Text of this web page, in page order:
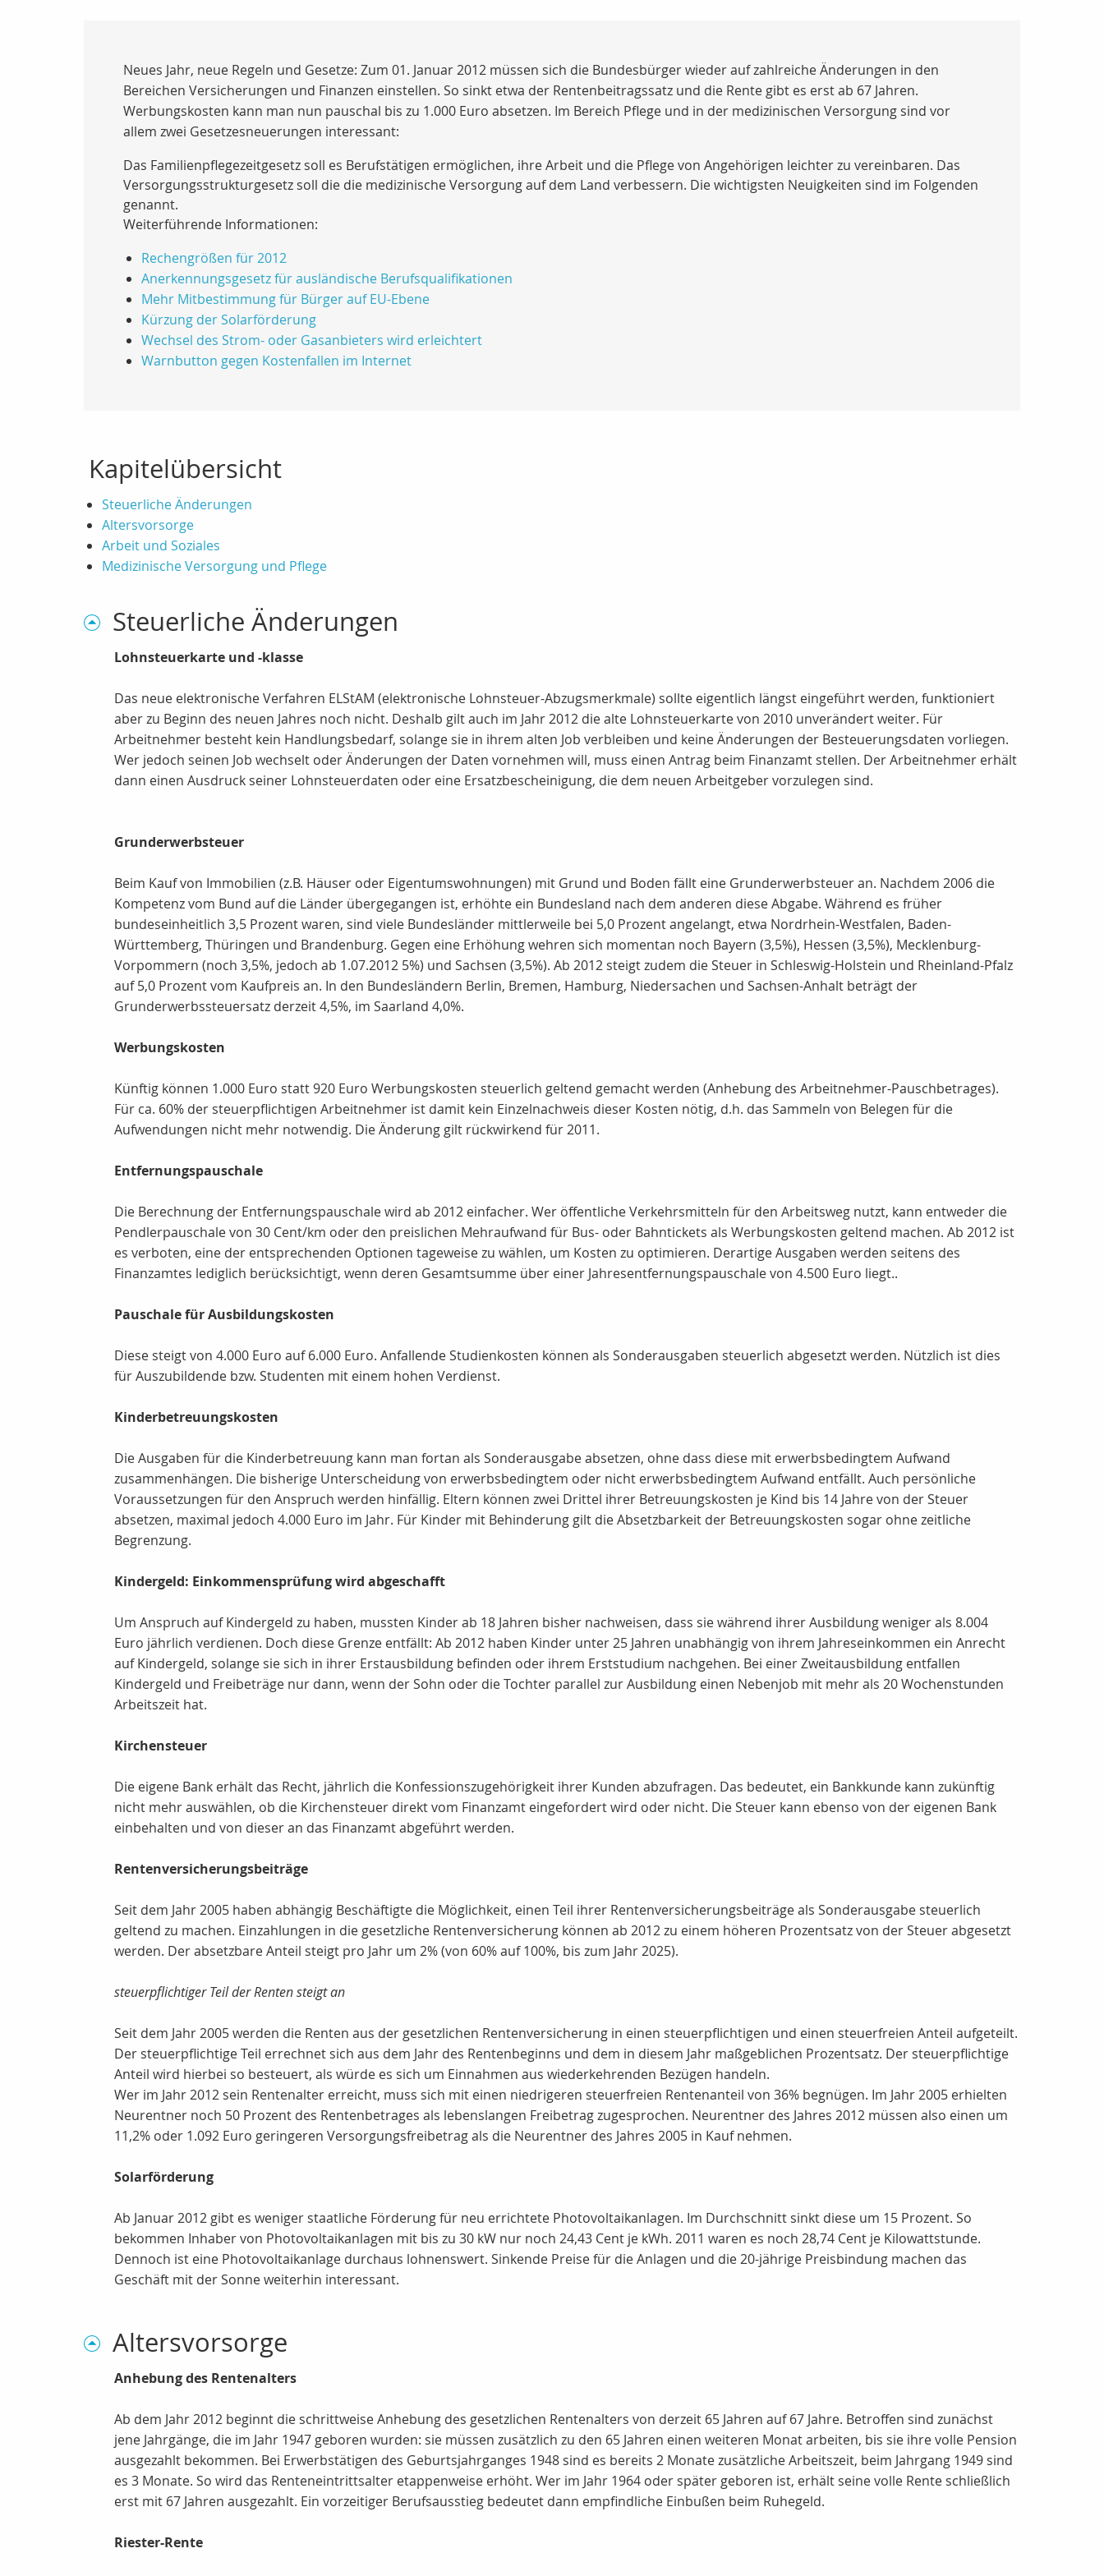
Neues Jahr, neue Regeln und Gesetze: Zum 01. Januar 2012 müssen sich die Bundesbürger wieder auf zahlreiche Änderungen in den
Bereichen Versicherungen und Finanzen einstellen. So sinkt etwa der Rentenbeitragssatz und die Rente gibt es erst ab 67 Jahren.
Werbungskosten kann man nun pauschal bis zu 1.000 Euro absetzen. Im Bereich Pflege und in der medizinischen Versorgung sind vor
allem zwei Gesetzesneuerungen interessant:
Das Familienpflegezeitgesetz soll es Berufstätigen ermöglichen, ihre Arbeit und die Pflege von Angehörigen leichter zu vereinbaren. Das
Versorgungsstrukturgesetz soll die die medizinische Versorgung auf dem Land verbessern. Die wichtigsten Neuigkeiten sind im Folgenden
genannt.
Weiterführende Informationen:
Rechengrößen für 2012
Anerkennungsgesetz für ausländische Berufsqualifikationen
Mehr Mitbestimmung für Bürger auf EU-Ebene
Kürzung der Solarförderung
Wechsel des Strom- oder Gasanbieters wird erleichtert
Warnbutton gegen Kostenfallen im Internet
Kapitelübersicht
Steuerliche Änderungen
Altersvorsorge
Arbeit und Soziales
Medizinische Versorgung und Pflege
Steuerliche Änderungen
Lohnsteuerkarte und -klasse
Das neue elektronische Verfahren ELStAM (elektronische Lohnsteuer-Abzugsmerkmale) sollte eigentlich längst eingeführt werden, funktioniert
aber zu Beginn des neuen Jahres noch nicht. Deshalb gilt auch im Jahr 2012 die alte Lohnsteuerkarte von 2010 unverändert weiter. Für
Arbeitnehmer besteht kein Handlungsbedarf, solange sie in ihrem alten Job verbleiben und keine Änderungen der Besteuerungsdaten vorliegen.
Wer jedoch seinen Job wechselt oder Änderungen der Daten vornehmen will, muss einen Antrag beim Finanzamt stellen. Der Arbeitnehmer erhält
dann einen Ausdruck seiner Lohnsteuerdaten oder eine Ersatzbescheinigung, die dem neuen Arbeitgeber vorzulegen sind.
Grunderwerbsteuer
Beim Kauf von Immobilien (z.B. Häuser oder Eigentumswohnungen) mit Grund und Boden fällt eine Grunderwerbsteuer an. Nachdem 2006 die
Kompetenz vom Bund auf die Länder übergegangen ist, erhöhte ein Bundesland nach dem anderen diese Abgabe. Während es früher
bundeseinheitlich 3,5 Prozent waren, sind viele Bundesländer mittlerweile bei 5,0 Prozent angelangt, etwa Nordrhein-Westfalen, Baden-
Württemberg, Thüringen und Brandenburg. Gegen eine Erhöhung wehren sich momentan noch Bayern (3,5%), Hessen (3,5%), Mecklenburg-
Vorpommern (noch 3,5%, jedoch ab 1.07.2012 5%) und Sachsen (3,5%). Ab 2012 steigt zudem die Steuer in Schleswig-Holstein und Rheinland-Pfalz
auf 5,0 Prozent vom Kaufpreis an. In den Bundesländern Berlin, Bremen, Hamburg, Niedersachen und Sachsen-Anhalt beträgt der
Grunderwerbssteuersatz derzeit 4,5%, im Saarland 4,0%.
Werbungskosten
Künftig können 1.000 Euro statt 920 Euro Werbungskosten steuerlich geltend gemacht werden (Anhebung des Arbeitnehmer-Pauschbetrages).
Für ca. 60% der steuerpflichtigen Arbeitnehmer ist damit kein Einzelnachweis dieser Kosten nötig, d.h. das Sammeln von Belegen für die
Aufwendungen nicht mehr notwendig. Die Änderung gilt rückwirkend für 2011.
Entfernungspauschale
Die Berechnung der Entfernungspauschale wird ab 2012 einfacher. Wer öffentliche Verkehrsmitteln für den Arbeitsweg nutzt, kann entweder die
Pendlerpauschale von 30 Cent/km oder den preislichen Mehraufwand für Bus- oder Bahntickets als Werbungskosten geltend machen. Ab 2012 ist
es verboten, eine der entsprechenden Optionen tageweise zu wählen, um Kosten zu optimieren. Derartige Ausgaben werden seitens des
Finanzamtes lediglich berücksichtigt, wenn deren Gesamtsumme über einer Jahresentfernungspauschale von 4.500 Euro liegt..
Pauschale für Ausbildungskosten
Diese steigt von 4.000 Euro auf 6.000 Euro. Anfallende Studienkosten können als Sonderausgaben steuerlich abgesetzt werden. Nützlich ist dies
für Auszubildende bzw. Studenten mit einem hohen Verdienst.
Kinderbetreuungskosten
Die Ausgaben für die Kinderbetreuung kann man fortan als Sonderausgabe absetzen, ohne dass diese mit erwerbsbedingtem Aufwand
zusammenhängen. Die bisherige Unterscheidung von erwerbsbedingtem oder nicht erwerbsbedingtem Aufwand entfällt. Auch persönliche
Voraussetzungen für den Anspruch werden hinfällig. Eltern können zwei Drittel ihrer Betreuungskosten je Kind bis 14 Jahre von der Steuer
absetzen, maximal jedoch 4.000 Euro im Jahr. Für Kinder mit Behinderung gilt die Absetzbarkeit der Betreuungskosten sogar ohne zeitliche
Begrenzung.
Kindergeld: Einkommensprüfung wird abgeschafft
Um Anspruch auf Kindergeld zu haben, mussten Kinder ab 18 Jahren bisher nachweisen, dass sie während ihrer Ausbildung weniger als 8.004
Euro jährlich verdienen. Doch diese Grenze entfällt: Ab 2012 haben Kinder unter 25 Jahren unabhängig von ihrem Jahreseinkommen ein Anrecht
auf Kindergeld, solange sie sich in ihrer Erstausbildung befinden oder ihrem Erststudium nachgehen. Bei einer Zweitausbildung entfallen
Kindergeld und Freibeträge nur dann, wenn der Sohn oder die Tochter parallel zur Ausbildung einen Nebenjob mit mehr als 20 Wochenstunden
Arbeitszeit hat.
Kirchensteuer
Die eigene Bank erhält das Recht, jährlich die Konfessionszugehörigkeit ihrer Kunden abzufragen. Das bedeutet, ein Bankkunde kann zukünftig
nicht mehr auswählen, ob die Kirchensteuer direkt vom Finanzamt eingefordert wird oder nicht. Die Steuer kann ebenso von der eigenen Bank
einbehalten und von dieser an das Finanzamt abgeführt werden.
Rentenversicherungsbeiträge
Seit dem Jahr 2005 haben abhängig Beschäftigte die Möglichkeit, einen Teil ihrer Rentenversicherungsbeiträge als Sonderausgabe steuerlich
geltend zu machen. Einzahlungen in die gesetzliche Rentenversicherung können ab 2012 zu einem höheren Prozentsatz von der Steuer abgesetzt
werden. Der absetzbare Anteil steigt pro Jahr um 2% (von 60% auf 100%, bis zum Jahr 2025).
steuerpflichtiger Teil der Renten steigt an
Seit dem Jahr 2005 werden die Renten aus der gesetzlichen Rentenversicherung in einen steuerpflichtigen und einen steuerfreien Anteil aufgeteilt.
Der steuerpflichtige Teil errechnet sich aus dem Jahr des Rentenbeginns und dem in diesem Jahr maßgeblichen Prozentsatz. Der steuerpflichtige
Anteil wird hierbei so besteuert, als würde es sich um Einnahmen aus wiederkehrenden Bezügen handeln.
Wer im Jahr 2012 sein Rentenalter erreicht, muss sich mit einen niedrigeren steuerfreien Rentenanteil von 36% begnügen. Im Jahr 2005 erhielten
Neurentner noch 50 Prozent des Rentenbetrages als lebenslangen Freibetrag zugesprochen. Neurentner des Jahres 2012 müssen also einen um
11,2% oder 1.092 Euro geringeren Versorgungsfreibetrag als die Neurentner des Jahres 2005 in Kauf nehmen.
Solarförderung
Ab Januar 2012 gibt es weniger staatliche Förderung für neu errichtete Photovoltaikanlagen. Im Durchschnitt sinkt diese um 15 Prozent. So
bekommen Inhaber von Photovoltaikanlagen mit bis zu 30 kW nur noch 24,43 Cent je kWh. 2011 waren es noch 28,74 Cent je Kilowattstunde.
Dennoch ist eine Photovoltaikanlage durchaus lohnenswert. Sinkende Preise für die Anlagen und die 20-jährige Preisbindung machen das
Geschäft mit der Sonne weiterhin interessant.
Altersvorsorge
Anhebung des Rentenalters
Ab dem Jahr 2012 beginnt die schrittweise Anhebung des gesetzlichen Rentenalters von derzeit 65 Jahren auf 67 Jahre. Betroffen sind zunächst
jene Jahrgänge, die im Jahr 1947 geboren wurden: sie müssen zusätzlich zu den 65 Jahren einen weiteren Monat arbeiten, bis sie ihre volle Pension
ausgezahlt bekommen. Bei Erwerbstätigen des Geburtsjahrganges 1948 sind es bereits 2 Monate zusätzliche Arbeitszeit, beim Jahrgang 1949 sind
es 3 Monate. So wird das Renteneintrittsalter etappenweise erhöht. Wer im Jahr 1964 oder später geboren ist, erhält seine volle Rente schließlich
erst mit 67 Jahren ausgezahlt. Ein vorzeitiger Berufsausstieg bedeutet dann empfindliche Einbußen beim Ruhegeld.
Riester-Rente